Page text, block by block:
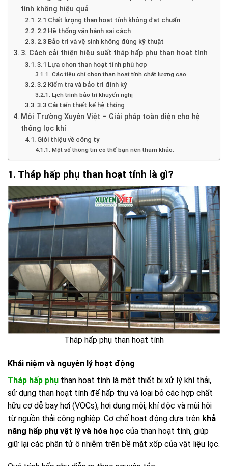
tính không hiệu quả
2.1 Chất lượng than hoạt tính không đạt chuẩn
2.2 Hệ thống vận hành sai cách
2.3 Bảo trì và vệ sinh không đúng kỹ thuật
3. Cách cải thiện hiệu suất tháp hấp phụ than hoạt tính
3.1 Lựa chọn than hoạt tính phù hợp
Các tiêu chí chọn than hoạt tính chất lượng cao
3.2 Kiểm tra và bảo trì định kỳ
Lịch trình bảo trì khuyến nghị
3.3 Cải tiến thiết kế hệ thống
Môi Trường Xuyên Việt – Giải pháp toàn diện cho hệ
thống lọc khí
Giới thiệu về công ty
Một số thông tin có thể bạn nên tham khảo:
1. Tháp hấp phụ than hoạt tính là gì?
Tháp hấp phụ than hoạt tính
Khái niệm và nguyên lý hoạt động
Tháp hấp phụ than hoạt tính là một thiết bị xử lý khí thải,
sử dụng than hoạt tính để hấp thụ và loại bỏ các hợp chất
hữu cơ dễ bay hơi (VOCs), hơi dung môi, khí độc và mùi hôi
từ nguồn thải công nghiệp. Cơ chế hoạt động dựa trên khả
năng hấp phụ vật lý và hóa học của than hoạt tính, giúp
giữ lại các phân tử ô nhiễm trên bề mặt xốp của vật liệu lọc.